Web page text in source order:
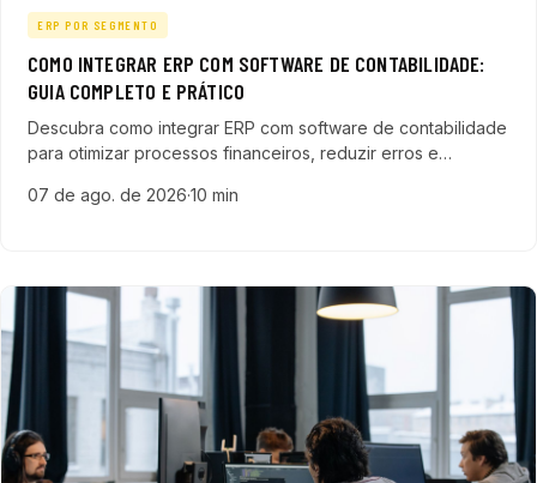
ERP POR SEGMENTO
COMO INTEGRAR ERP COM SOFTWARE DE CONTABILIDADE:
GUIA COMPLETO E PRÁTICO
Descubra como integrar ERP com software de contabilidade
para otimizar processos financeiros, reduzir erros e
07 de ago. de 2026·10 min